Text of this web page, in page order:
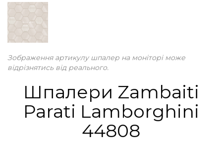
Зображення артикулу шпалер на моніторі може
відрізнятись від реального.
Шпалери Zambaiti
Parati Lamborghini
44808